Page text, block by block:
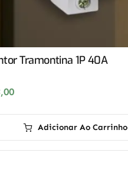
Tramontina 1P 40A
Adicionar Ao Carrinho